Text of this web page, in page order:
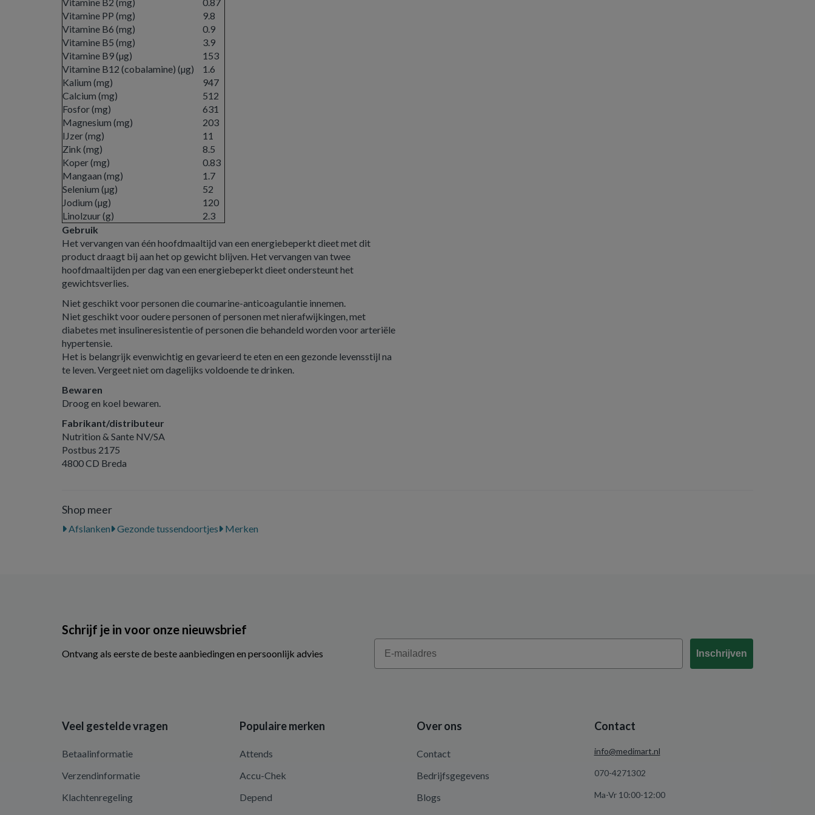
Vitamine PP (mg)
9.8
Vitamine B6 (mg)
0.9
Vitamine B5 (mg)
3.9
Vitamine B9 (µg)
153
Vitamine B12 (cobalamine) (µg)
1.6
Kalium (mg)
947
Calcium (mg)
512
Fosfor (mg)
631
Magnesium (mg)
203
IJzer (mg)
11
Zink (mg)
8.5
Koper (mg)
0.83
Mangaan (mg)
1.7
Selenium (µg)
52
Jodium (µg)
120
Linolzuur (g)
2.3
Gebruik
Het vervangen van één hoofdmaaltijd van een energiebeperkt dieet met dit
product draagt bij aan het op gewicht blijven. Het vervangen van twee
hoofdmaaltijden per dag van een energiebeperkt dieet ondersteunt het
gewichtsverlies.
Niet geschikt voor personen die coumarine-anticoagulantie innemen.
Niet geschikt voor oudere personen of personen met nierafwijkingen, met
diabetes met insulineresistentie of personen die behandeld worden voor arteriële
hypertensie.
Het is belangrijk evenwichtig en gevarieerd te eten en een gezonde levensstijl na
te leven. Vergeet niet om dagelijks voldoende te drinken.
Bewaren
Droog en koel bewaren.
Fabrikant/distributeur
Nutrition & Sante NV/SA
Postbus 2175
4800 CD Breda
Shop meer
Afslanken Gezonde tussendoortjes Merken
Schrijf je in voor onze nieuwsbrief
Ontvang als eerste de beste aanbiedingen en persoonlijk advies
Email
Inschrijven
Veel gestelde vragen
Betaalinformatie
Verzendinformatie
Klachtenregeling
Populaire merken
Attends
Accu-Chek
Depend
Over ons
Contact
Bedrijfsgegevens
Blogs
Contact
info@medimart.nl
070-4271302
Ma-Vr 10:00-12:00